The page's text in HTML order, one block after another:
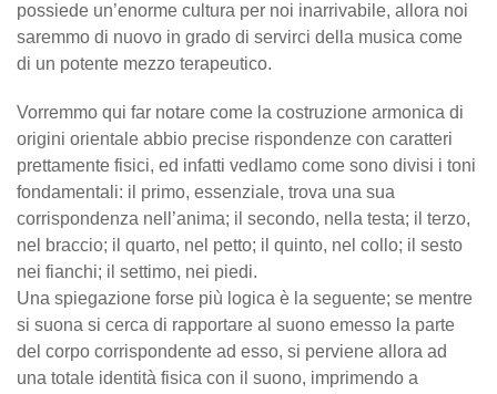
possiede un’enorme cultura per noi inarrivabile, allora noi
saremmo di nuovo in grado di servirci della musica come
di un potente mezzo terapeutico.
Vorremmo qui far notare come la costruzione armonica di
origini orientale abbio precise rispondenze con caratteri
prettamente fisici, ed infatti vedlamo come sono divisi i toni
fondamentali: il primo, essenziale, trova una sua
corrispondenza nell’anima; il secondo, nella testa; il terzo,
nel braccio; il quarto, nel petto; il quinto, nel collo; il sesto
nei fianchi; il settimo, nei piedi.
Una spiegazione forse più logica è la seguente; se mentre
si suona si cerca di rapportare al suono emesso la parte
del corpo corrispondente ad esso, si perviene allora ad
una totale identità fisica con il suono, imprimendo a